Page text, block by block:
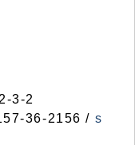
3-2
36-2156 / s